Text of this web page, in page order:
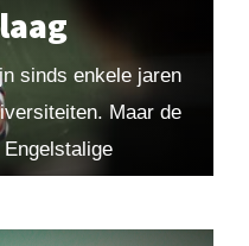
sinds enkele jaren
Maar de